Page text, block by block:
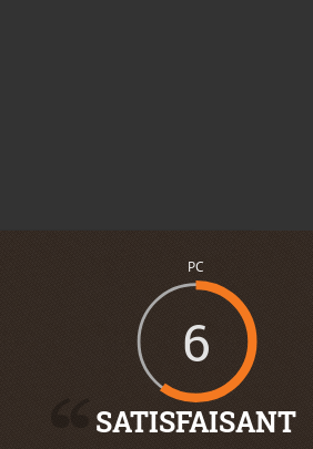
PC
6
SATISFAISANT